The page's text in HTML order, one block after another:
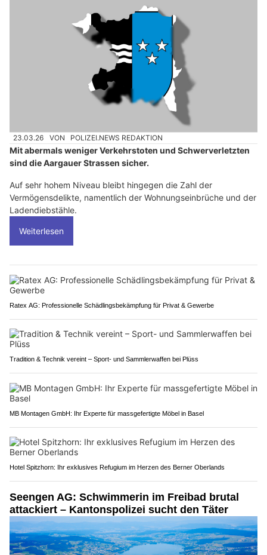
23.03.26 VON POLIZEI.NEWS REDAKTION
Mit abermals weniger Verkehrstoten und Schwerverletzten
sind die Aargauer Strassen sicher.
Auf sehr hohem Niveau bleibt hingegen die Zahl der
Vermögensdelikte, namentlich der Wohnungseinbrüche und der
Ladendiebstähle.
Weiterlesen
Ratex AG: Professionelle Schädlingsbekämpfung für Privat & Gewerbe
Tradition & Technik vereint – Sport- und Sammlerwaffen bei Plüss
MB Montagen GmbH: Ihr Experte für massgefertigte Möbel in Basel
Hotel Spitzhorn: Ihr exklusives Refugium im Herzen des Berner Oberlands
Seengen AG: Schwimmerin im Freibad brutal
attackiert – Kantonspolizei sucht den Täter